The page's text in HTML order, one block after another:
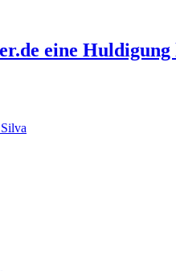
eine